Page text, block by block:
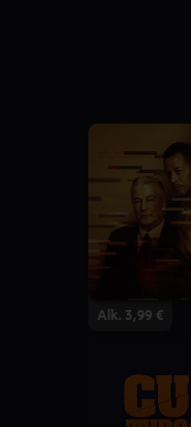
Alk. 3,99 €